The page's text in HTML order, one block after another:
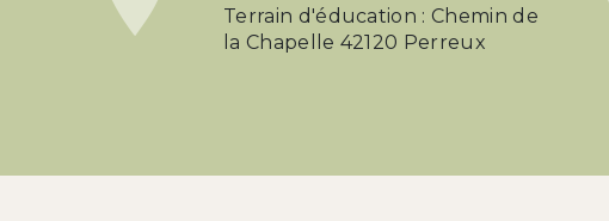
Terrain d'éducation : Chemin de
la Chapelle 42120 Perreux